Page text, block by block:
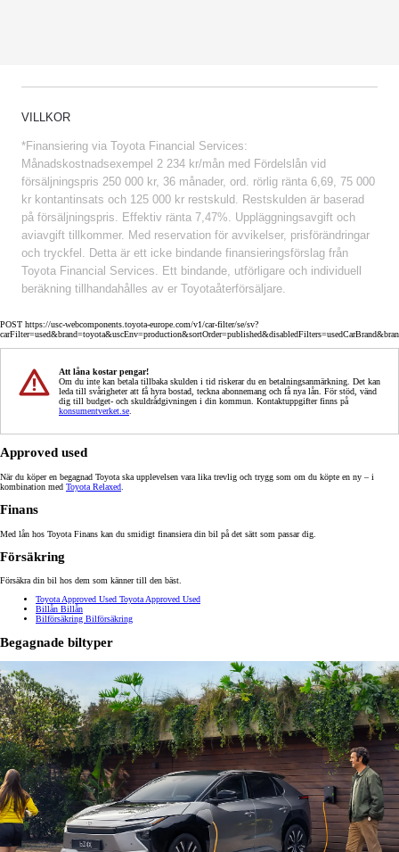
VILLKOR
*Finansiering via Toyota Financial Services:
Månadskostnadsexempel 2 234 kr/mån med Fördelslån vid
försäljningspris 250 000 kr, 36 månader, ord. rörlig ränta 6,69, 75 000
kr kontantinsats och 125 000 kr restskuld. Restskulden är baserad
på försäljningspris. Effektiv ränta 7,47%. Uppläggningsavgift och
aviavgift tillkommer. Med reservation för avvikelser, prisförändringar
och tryckfel. Detta är ett icke bindande finansieringsförslag från
Toyota Financial Services. Ett bindande, utförligare och individuell
beräkning tillhandahålles av er Toyotaåterförsäljare.
POST https://usc-webcomponents.toyota-europe.com/v1/car-filter/se/sv?
Att låna kostar pengar!
Om du inte kan betala tillbaka skulden i tid riskerar du en betalningsanmärkning. Det kan
leda till svårigheter att få hyra bostad, teckna abonnemang och få nya lån. För stöd, vänd
dig till budget- och skuldrådgivningen i din kommun. Kontaktuppgifter finns på
konsumentverket.se
Approved used
När du köper en begagnad Toyota ska upplevelsen vara lika trevlig och trygg som om du köpte en ny – i
kombination med Toyota Relaxed
Finans
Med lån hos Toyota Finans kan du smidigt finansiera din bil på det sätt som passar dig.
Försäkring
Försäkra din bil hos dem som känner till den bäst.
Toyota Approved Used Toyota Approved Used
Billån Billån
Bilförsäkring Bilförsäkring
Begagnade biltyper